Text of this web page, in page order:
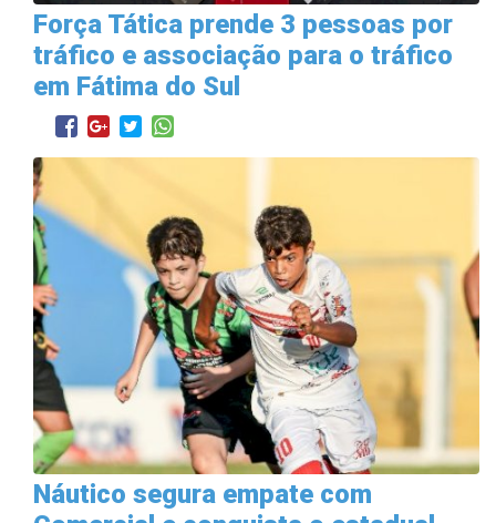
Força Tática prende 3 pessoas por
tráfico e associação para o tráfico
em Fátima do Sul
Náutico segura empate com